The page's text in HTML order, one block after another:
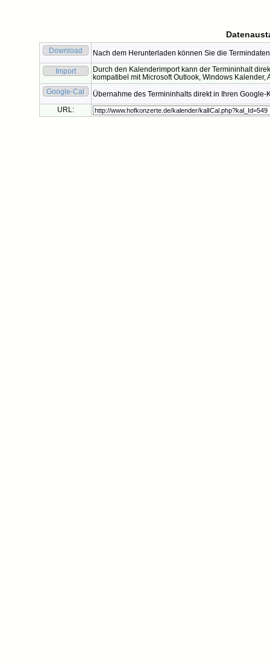
Download Nach dem Herunterladen können Sie die
Import
Durch den Kalenderimport kann der Termininhalt
kompatibel mit Microsoft Outlook, Windows
Google-Cal
Übernahme des Termininhalts direkt in Ihren Google-
URL: